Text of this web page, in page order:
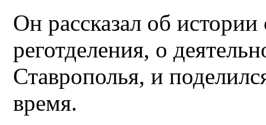
Он рассказал об
реготделения, о
Ставрополья, и
время.